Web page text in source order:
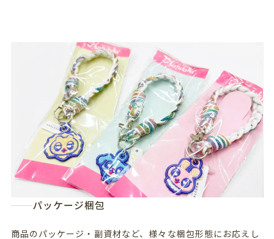
パッケージ梱包
商品のパッケージ・副資材など、様々な梱包形態にお応えし